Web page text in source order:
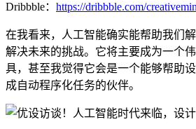
Dribbble： https://dribbble.com/
在我看来，人工智能确实能帮助我们
解决未来的挑战。它将主要成为一个
具，甚至我觉得它会是一个能够帮助
成自动程序化任务的伙伴。